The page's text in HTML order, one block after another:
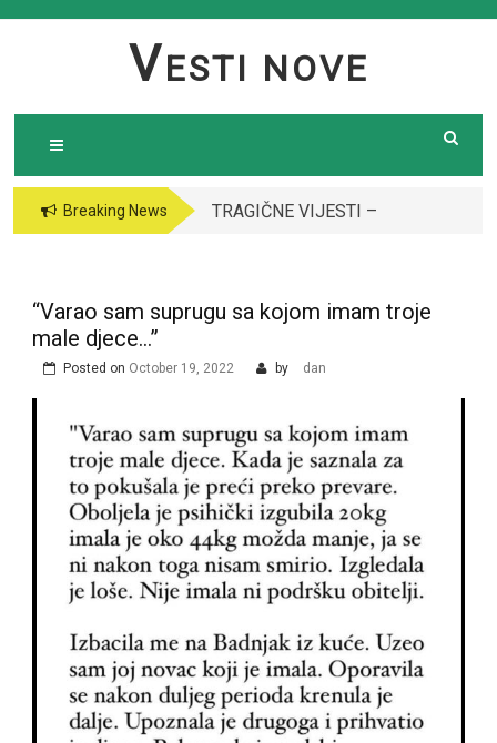
VESTI NOVE
Breaking News
TRAGIČNE VIJESTI –
ispred njene kuće￼￼
VODITELJICA
SRBIJU: Čekajte da
izgleda￼
“Varao sam suprugu sa kojom imam troje
male djece…”
Posted on October 19, 2022 by dan